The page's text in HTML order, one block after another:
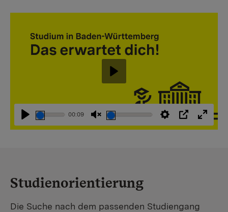
Abspielen
00:09
StummschaltungEinstellungen
PIP
Abspielen
Studienorientierung
Die Suche nach dem passenden Studiengang